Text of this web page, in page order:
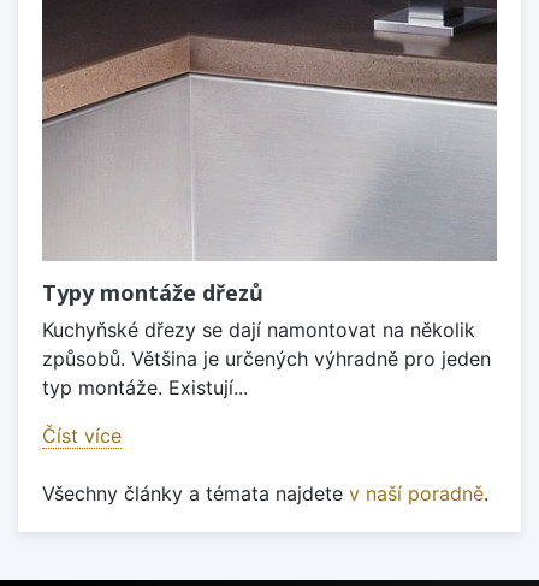
Typy montáže dřezů
Kuchyňské dřezy se dají namontovat na několik
způsobů. Většina je určených výhradně pro jeden
typ montáže. Existují...
Číst více
Všechny články a témata najdete v naší poradně.